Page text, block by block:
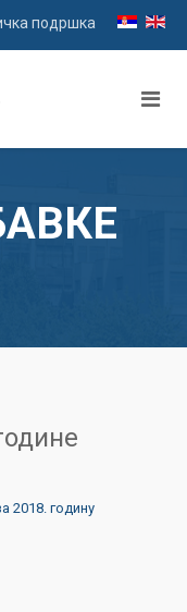
подршка
2018. годину